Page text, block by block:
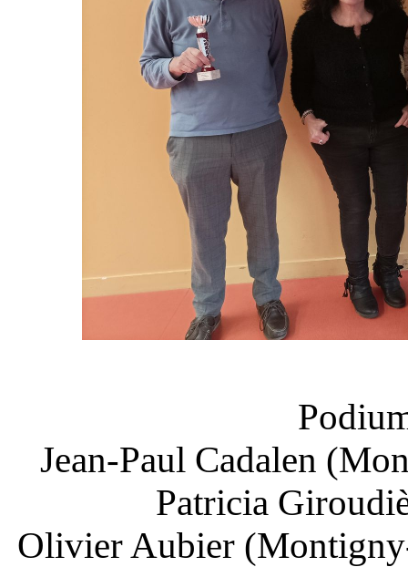
Jean-Paul Cadalen
Patricia
Olivier Aubier